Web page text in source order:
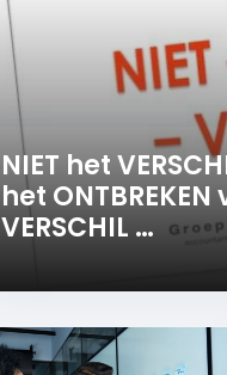
NIET het
het ONTBREKEN
VERSCHIL …